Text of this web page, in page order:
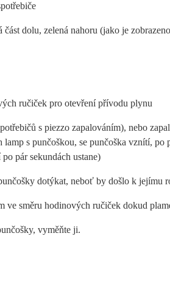
dolu, zelená nahoru (jako je
ručiček pro otevření přívodu plynu
s piezzo zapalováním), nebo
s punčoškou, se punčoška vznítí, po
pár sekundách ustane)
dotýkat, neboť by došlo k jejímu
ve směru hodinových ručiček dokud
vyměňte ji.